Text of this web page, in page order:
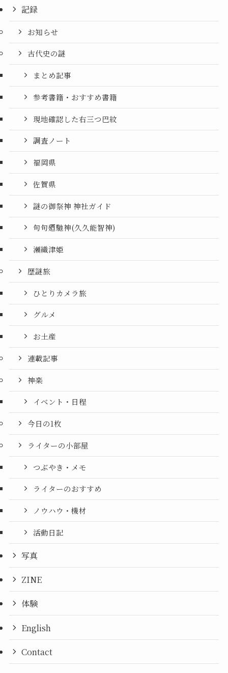
記録
お知らせ
古代史の謎
まとめ記事
参考書籍・おすすめ書籍
現地確認した右三つ巴紋
調査ノート
福岡県
佐賀県
謎の御祭神 神社ガイド
句句廼馳神(久久能智神)
瀬織津姫
歴謎旅
ひとりカメラ旅
グルメ
お土産
連載記事
神楽
イベント・日程
今日の1枚
ライターの小部屋
つぶやき・メモ
ライターのおすすめ
ノウハウ・機材
活動日記
写真
ZINE
体験
English
Contact